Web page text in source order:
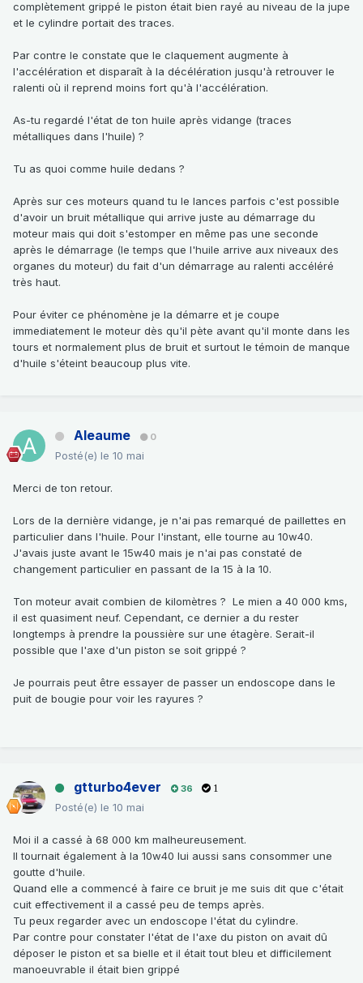
complètement grippé le piston était bien rayé au niveau de la jupe
et le cylindre portait des traces.
Par contre le constate que le claquement augmente à
l'accélération et disparaît à la décélération jusqu'à retrouver le
ralenti où il reprend moins fort qu'à l'accélération.
As-tu regardé l'état de ton huile après vidange (traces
métalliques dans l'huile) ?
Tu as quoi comme huile dedans ?
Après sur ces moteurs quand tu le lances parfois c'est possible
d'avoir un bruit métallique qui arrive juste au démarrage du
moteur mais qui doit s'estomper en même pas une seconde
après le démarrage (le temps que l'huile arrive aux niveaux des
organes du moteur) du fait d'un démarrage au ralenti accéléré
très haut.
Pour éviter ce phénomène je la démarre et je coupe
immediatement le moteur dès qu'il pète avant qu'il monte dans les
tours et normalement plus de bruit et surtout le témoin de manque
d'huile s'éteint beaucoup plus vite.
Aleaume 0
Posté(e) le 10 mai
Merci de ton retour.
Lors de la dernière vidange, je n'ai pas remarqué de paillettes en
particulier dans l'huile. Pour l'instant, elle tourne au 10w40.
J'avais juste avant le 15w40 mais je n'ai pas constaté de
changement particulier en passant de la 15 à la 10.
Ton moteur avait combien de kilomètres ? Le mien a 40 000 kms,
il est quasiment neuf. Cependant, ce dernier a du rester
longtemps à prendre la poussière sur une étagère. Serait-il
possible que l'axe d'un piston se soit grippé ?
Je pourrais peut être essayer de passer un endoscope dans le
puit de bougie pour voir les rayures ?
gtturbo4ever 36 1
Posté(e) le 10 mai
Moi il a cassé à 68 000 km malheureusement.
Il tournait également à la 10w40 lui aussi sans consommer une
goutte d'huile.
Quand elle a commencé à faire ce bruit je me suis dit que c'était
cuit effectivement il a cassé peu de temps après.
Tu peux regarder avec un endoscope l'état du cylindre.
Par contre pour constater l'état de l'axe du piston on avait dû
déposer le piston et sa bielle et il était tout bleu et difficilement
manoeuvrable il était bien grippé